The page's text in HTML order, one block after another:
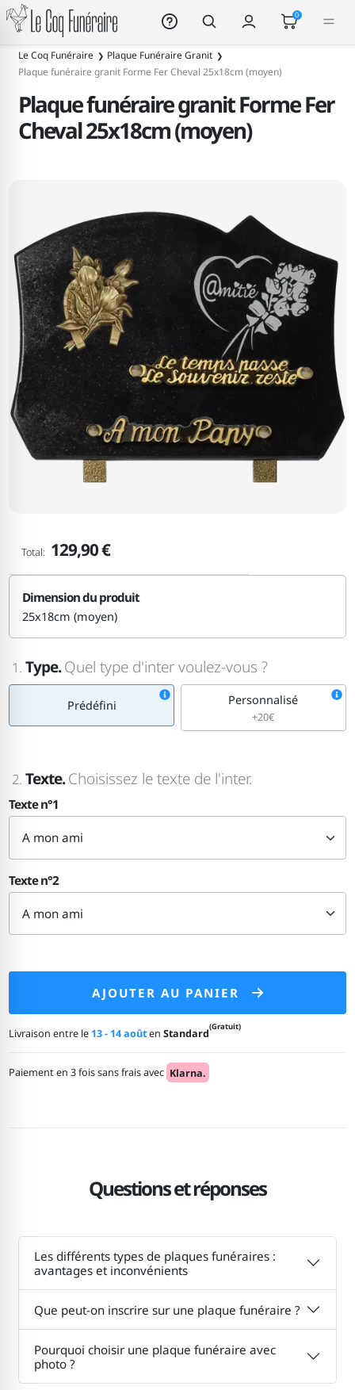
Le Coq Funéraire 0
Le Coq Funéraire
Plaque Funéraire Granit
Plaque funéraire granit Forme Fer Cheval 25x18cm (moyen)
Plaque funéraire granit Forme Fer
Cheval 25x18cm (moyen)
Total: 129,90 €
Dimension du produit
25x18cm (moyen)
1. Type.Quel type d'inter voulez-vous ?
Prédéfini Personnalisé
+20€
2. Texte.Choisissez le texte de l'inter.
Texte n°1
Texte n°2
AJOUTER AU PANIER
Livraison entre le 13 - 14 aoûtenStandard(Gratuit)
Paiement en 3 fois sans frais avec Klarna.
Questions et réponses
Les différents types de plaques funéraires :
avantages et inconvénients
Que peut-on inscrire sur une plaque funéraire ?
Pourquoi choisir une plaque funéraire avec
photo ?